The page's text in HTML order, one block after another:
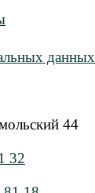
данных
44
32